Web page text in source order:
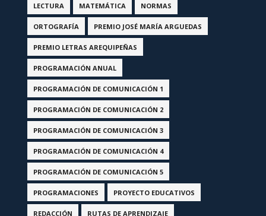
LECTURA MATEMÁTICA NORMAS
ORTOGRAFÍA PREMIO JOSÉ MARÍA ARGUEDAS
PREMIO LETRAS AREQUIPEÑAS
PROGRAMACIÓN ANUAL
PROGRAMACIÓN DE COMUNICACIÓN 1
PROGRAMACIÓN DE COMUNICACIÓN 2
PROGRAMACIÓN DE COMUNICACIÓN 3
PROGRAMACIÓN DE COMUNICACIÓN 4
PROGRAMACIÓN DE COMUNICACIÓN 5
PROGRAMACIONES PROYECTO EDUCATIVOS
REDACCIÓN RUTAS DE APRENDIZAJE